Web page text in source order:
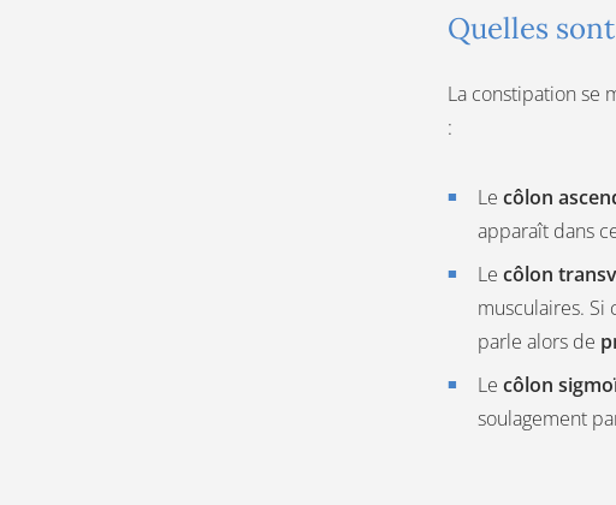
Quelles
La constipation se
:
Le côlon
apparaît dans
Le côlon
musculaires. Si
parle alors de
Le côlon
soulagement